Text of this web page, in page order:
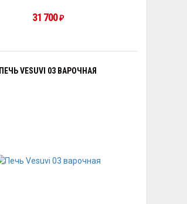
31 700₽
ПЕЧЬ VESUVI 03 ВАРОЧНАЯ